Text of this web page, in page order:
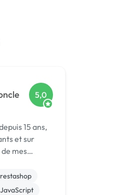
5,0
15 ans,
et sur
mes
modules
JavaScript